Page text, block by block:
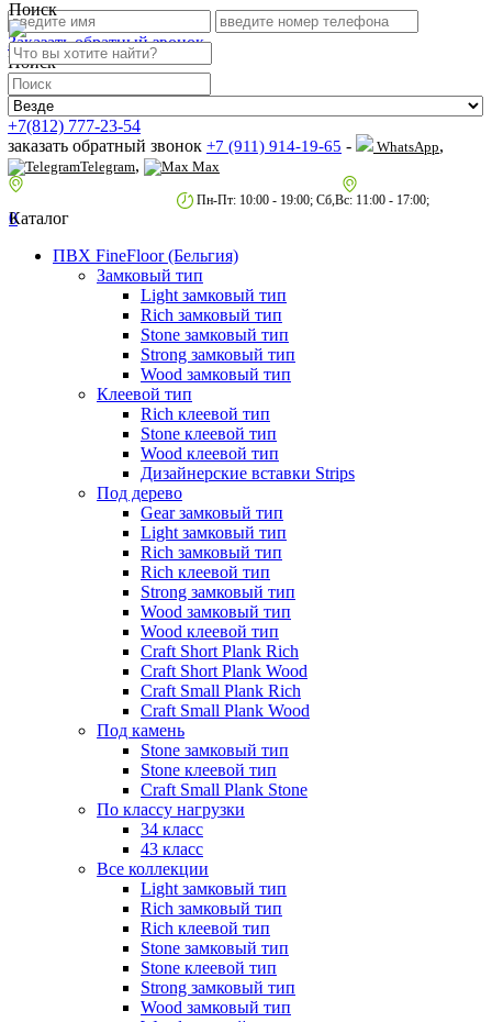
Поиск
Заказать обратный звонок
Поиск
+7(812) 777-23-54
заказать обратный звонок +7 (911) 914-19-65 - WhatsApp,
Telegram, Max
Пн-Пт: 10:00 - 19:00; Сб,Вс: 11:00 - 17:00;
0
Каталог
ПВХ FineFloor (Бельгия)
Замковый тип
Light замковый тип
Rich замковый тип
Stone замковый тип
Strong замковый тип
Wood замковый тип
Клеевой тип
Rich клеевой тип
Stone клеевой тип
Wood клеевой тип
Дизайнерские вставки Strips
Под дерево
Gear замковый тип
Light замковый тип
Rich замковый тип
Rich клеевой тип
Strong замковый тип
Wood замковый тип
Wood клеевой тип
Craft Short Plank Rich
Craft Short Plank Wood
Craft Small Plank Rich
Craft Small Plank Wood
Под камень
Stone замковый тип
Stone клеевой тип
Craft Small Plank Stone
По классу нагрузки
34 класс
43 класс
Все коллекции
Light замковый тип
Rich замковый тип
Rich клеевой тип
Stone замковый тип
Stone клеевой тип
Strong замковый тип
Wood замковый тип